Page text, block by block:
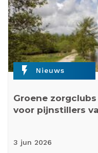
flash_on Nieuws
Groene
voor pijnstillers
3 jun 2026